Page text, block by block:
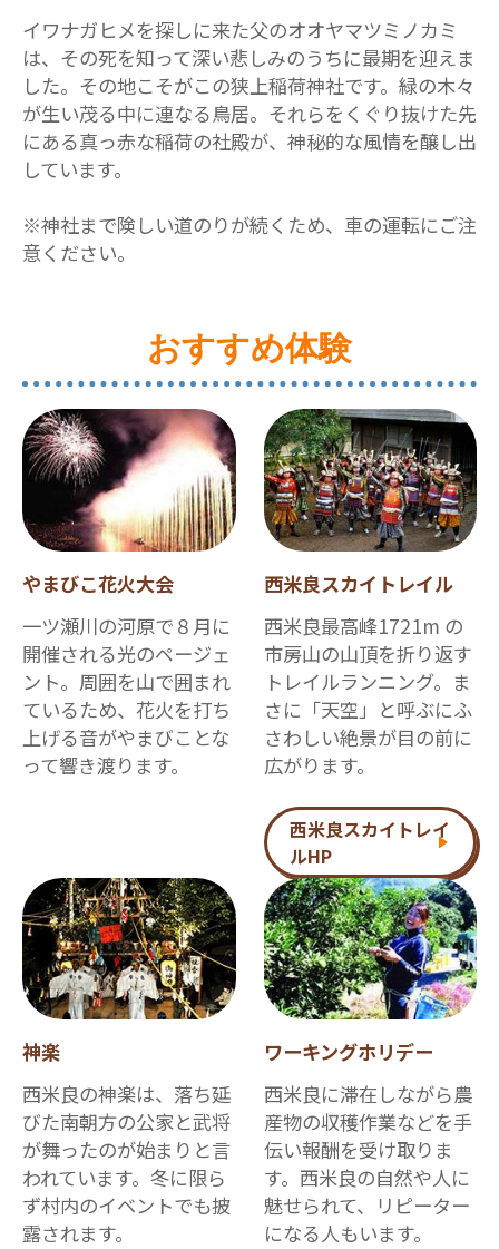
イワナガヒメを探しに来た父のオオヤマツミノカミ
は、その死を知って深い悲しみのうちに最期を迎えま
した。その地こそがこの狭上稲荷神社です。緑の木々
が生い茂る中に連なる鳥居。それらをくぐり抜けた先
にある真っ赤な稲荷の社殿が、神秘的な風情を醸し出
しています。
※神社まで険しい道のりが続くため、車の運転にご注
意ください。
おすすめ体験
やまびこ花火大会
一ツ瀬川の河原で８月に
開催される光のページェ
ント。周囲を山で囲まれ
ているため、花火を打ち
上げる音がやまびことな
って響き渡ります。
西米良スカイトレイル
西米良最高峰1721m の
市房山の山頂を折り返す
トレイルランニング。ま
さに「天空」と呼ぶにふ
さわしい絶景が目の前に
広がります。
西米良スカイトレイ
ルHP
神楽
西米良の神楽は、落ち延
びた南朝方の公家と武将
が舞ったのが始まりと言
われています。冬に限ら
ず村内のイベントでも披
露されます。
ワーキングホリデー
西米良に滞在しながら農
産物の収穫作業などを手
伝い報酬を受け取りま
す。西米良の自然や人に
魅せられて、リピーター
になる人もいます。